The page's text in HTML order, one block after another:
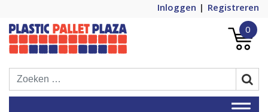
Inloggen
Registreren
Plastic Pallet Plaza
Plastic Pallets Plaza, de nummer 1 in
Europa!
0